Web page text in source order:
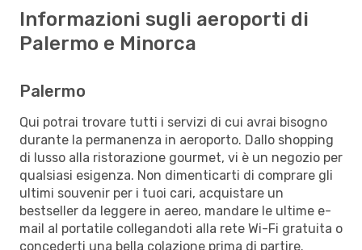
Informazioni sugli aeroporti di
Palermo e Minorca
Palermo
Qui potrai trovare tutti i servizi di cui avrai bisogno
durante la permanenza in aeroporto. Dallo shopping
di lusso alla ristorazione gourmet, vi è un negozio per
qualsiasi esigenza. Non dimenticarti di comprare gli
ultimi souvenir per i tuoi cari, acquistare un
bestseller da leggere in aereo, mandare le ultime e-
mail al portatile collegandoti alla rete Wi-Fi gratuita o
concederti una bella colazione prima di partire.